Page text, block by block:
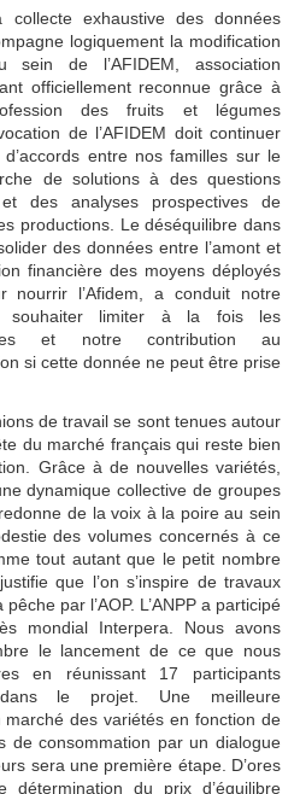
exhaustive des données
logiquement la modification
de l’AFIDEM, association
officiellement reconnue grâce à
des fruits et légumes
de l’AFIDEM doit continuer
entre nos familles sur le
de solutions à des questions
des analyses prospectives de
productions. Le déséquilibre dans
des données entre l’amont et
financière des moyens déployés
nourrir l’Afidem, a conduit notre
souhaiter limiter à la fois les
et notre contribution au
si cette donnée ne peut être prise
de travail se sont tenues autour
du marché français qui reste bien
Grâce à de nouvelles variétés,
dynamique collective de groupes
de la voix à la poire au sein
des volumes concernés à ce
tout autant que le petit nombre
que l’on s’inspire de travaux
par l’AOP. L’ANPP a participé
mondial Interpera. Nous avons
le lancement de ce que nous
en réunissant 17 participants
dans le projet. Une meilleure
des variétés en fonction de
de consommation par un dialogue
sera une première étape. D’ores
du prix d’équilibre